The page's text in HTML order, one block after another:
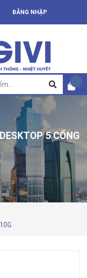
ĐĂNG NHẬP
5 CỔNG